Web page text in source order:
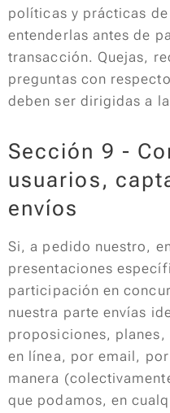
políticas y prácticas
entenderlas antes de
transacción. Quejas,
preguntas con
deben ser dirigidas a
Sección 9 -
usuarios,
envíos
Si, a pedido nuestro,
presentaciones
participación en
nuestra parte envías
proposiciones, planes,
en línea, por email,
manera
que podamos, en